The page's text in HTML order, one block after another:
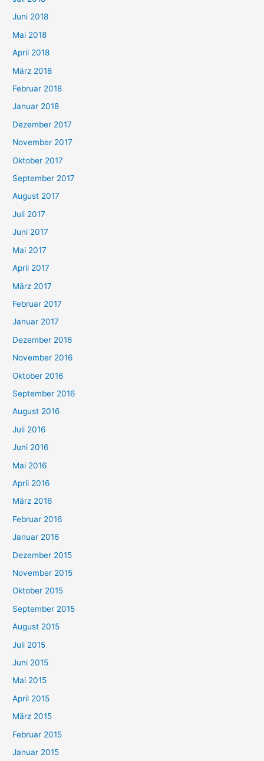
Juni 2018
Mai 2018
April 2018
März 2018
Februar 2018
Januar 2018
Dezember 2017
November 2017
Oktober 2017
September 2017
August 2017
Juli 2017
Juni 2017
Mai 2017
April 2017
März 2017
Februar 2017
Januar 2017
Dezember 2016
November 2016
Oktober 2016
September 2016
August 2016
Juli 2016
Juni 2016
Mai 2016
April 2016
März 2016
Februar 2016
Januar 2016
Dezember 2015
November 2015
Oktober 2015
September 2015
August 2015
Juli 2015
Juni 2015
Mai 2015
April 2015
März 2015
Februar 2015
Januar 2015